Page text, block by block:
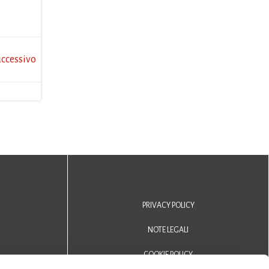
PRIVACY POLICY
NOTE LEGALI
COOKIE POLICY